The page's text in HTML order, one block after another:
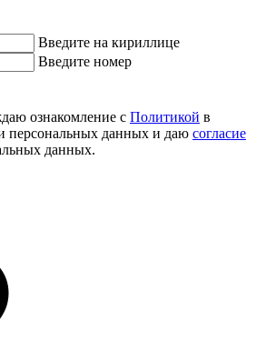
Введите на кириллице
Введите номер
ознакомление с Политикой в
персональных данных и даю согласие
данных.